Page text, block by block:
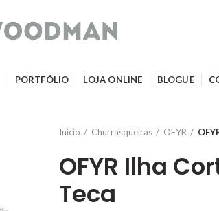
PORTFÓLIO LOJA ONLINE BLOGUE
Início Churrasqueiras OFYR
OFYR Ilha
Teca